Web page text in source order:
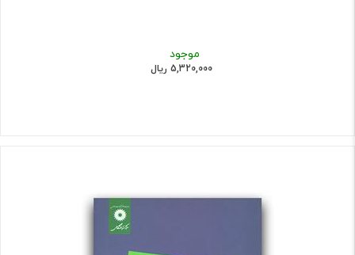
موجود
5,320,000 ریال